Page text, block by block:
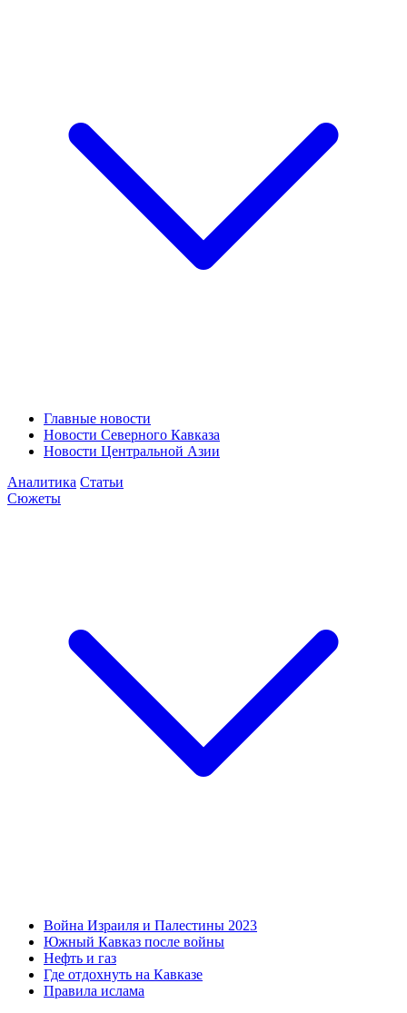
Главные новости
Новости Северного Кавказа
Новости Центральной Азии
Аналитика Статьи
Сюжеты
Война Израиля и Палестины 2023
Южный Кавказ после войны
Нефть и газ
Где отдохнуть на Кавказе
Правила ислама